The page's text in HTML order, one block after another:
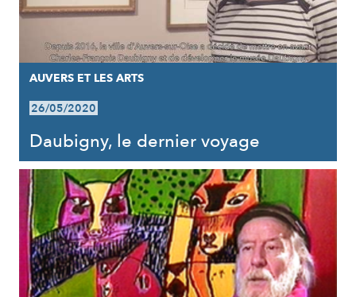
AUVERS ET LES ARTS
26/05/2020
Daubigny, le dernier voyage